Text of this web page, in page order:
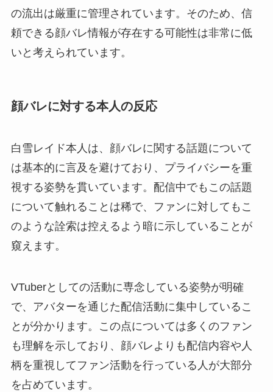
の流出は厳重に管理されています。そのため、信
頼できる顔バレ情報が存在する可能性は非常に低
いと考えられています。
顔バレに対する本人の反応
白雪レイド本人は、顔バレに関する話題について
は基本的に言及を避けており、プライバシーを重
視する姿勢を貫いています。配信中でもこの話題
について触れることは稀で、ファンに対してもこ
のような詮索は控えるよう暗に示していることが
窺えます。
VTuberとしての活動に専念している姿勢が明確
で、アバターを通じた配信活動に集中しているこ
とが分かります。この点については多くのファン
も理解を示しており、顔バレよりも配信内容や人
柄を重視してファン活動を行っている人が大部分
を占めています。